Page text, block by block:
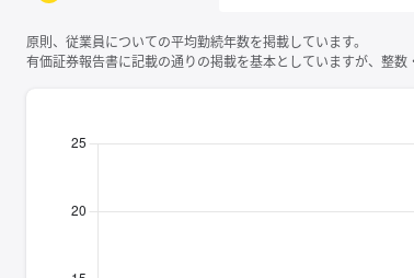
原則、従業員についての平均勤続年数を掲載しています。
有価証券報告書に記載の通りの掲載を基本としていますが、整数